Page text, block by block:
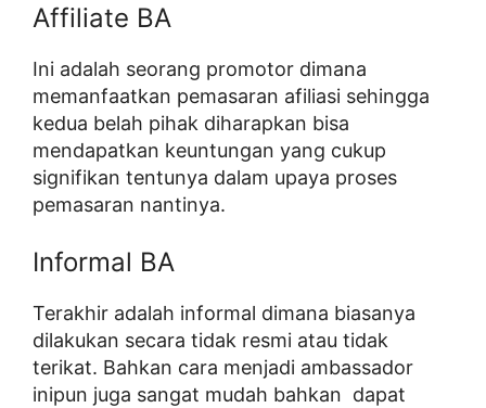
Affiliate BA
Ini adalah seorang promotor dimana
memanfaatkan pemasaran afiliasi sehingga
kedua belah pihak diharapkan bisa
mendapatkan keuntungan yang cukup
signifikan tentunya dalam upaya proses
pemasaran nantinya.
Informal BA
Terakhir adalah informal dimana biasanya
dilakukan secara tidak resmi atau tidak
terikat. Bahkan cara menjadi ambassador
inipun juga sangat mudah bahkan dapat